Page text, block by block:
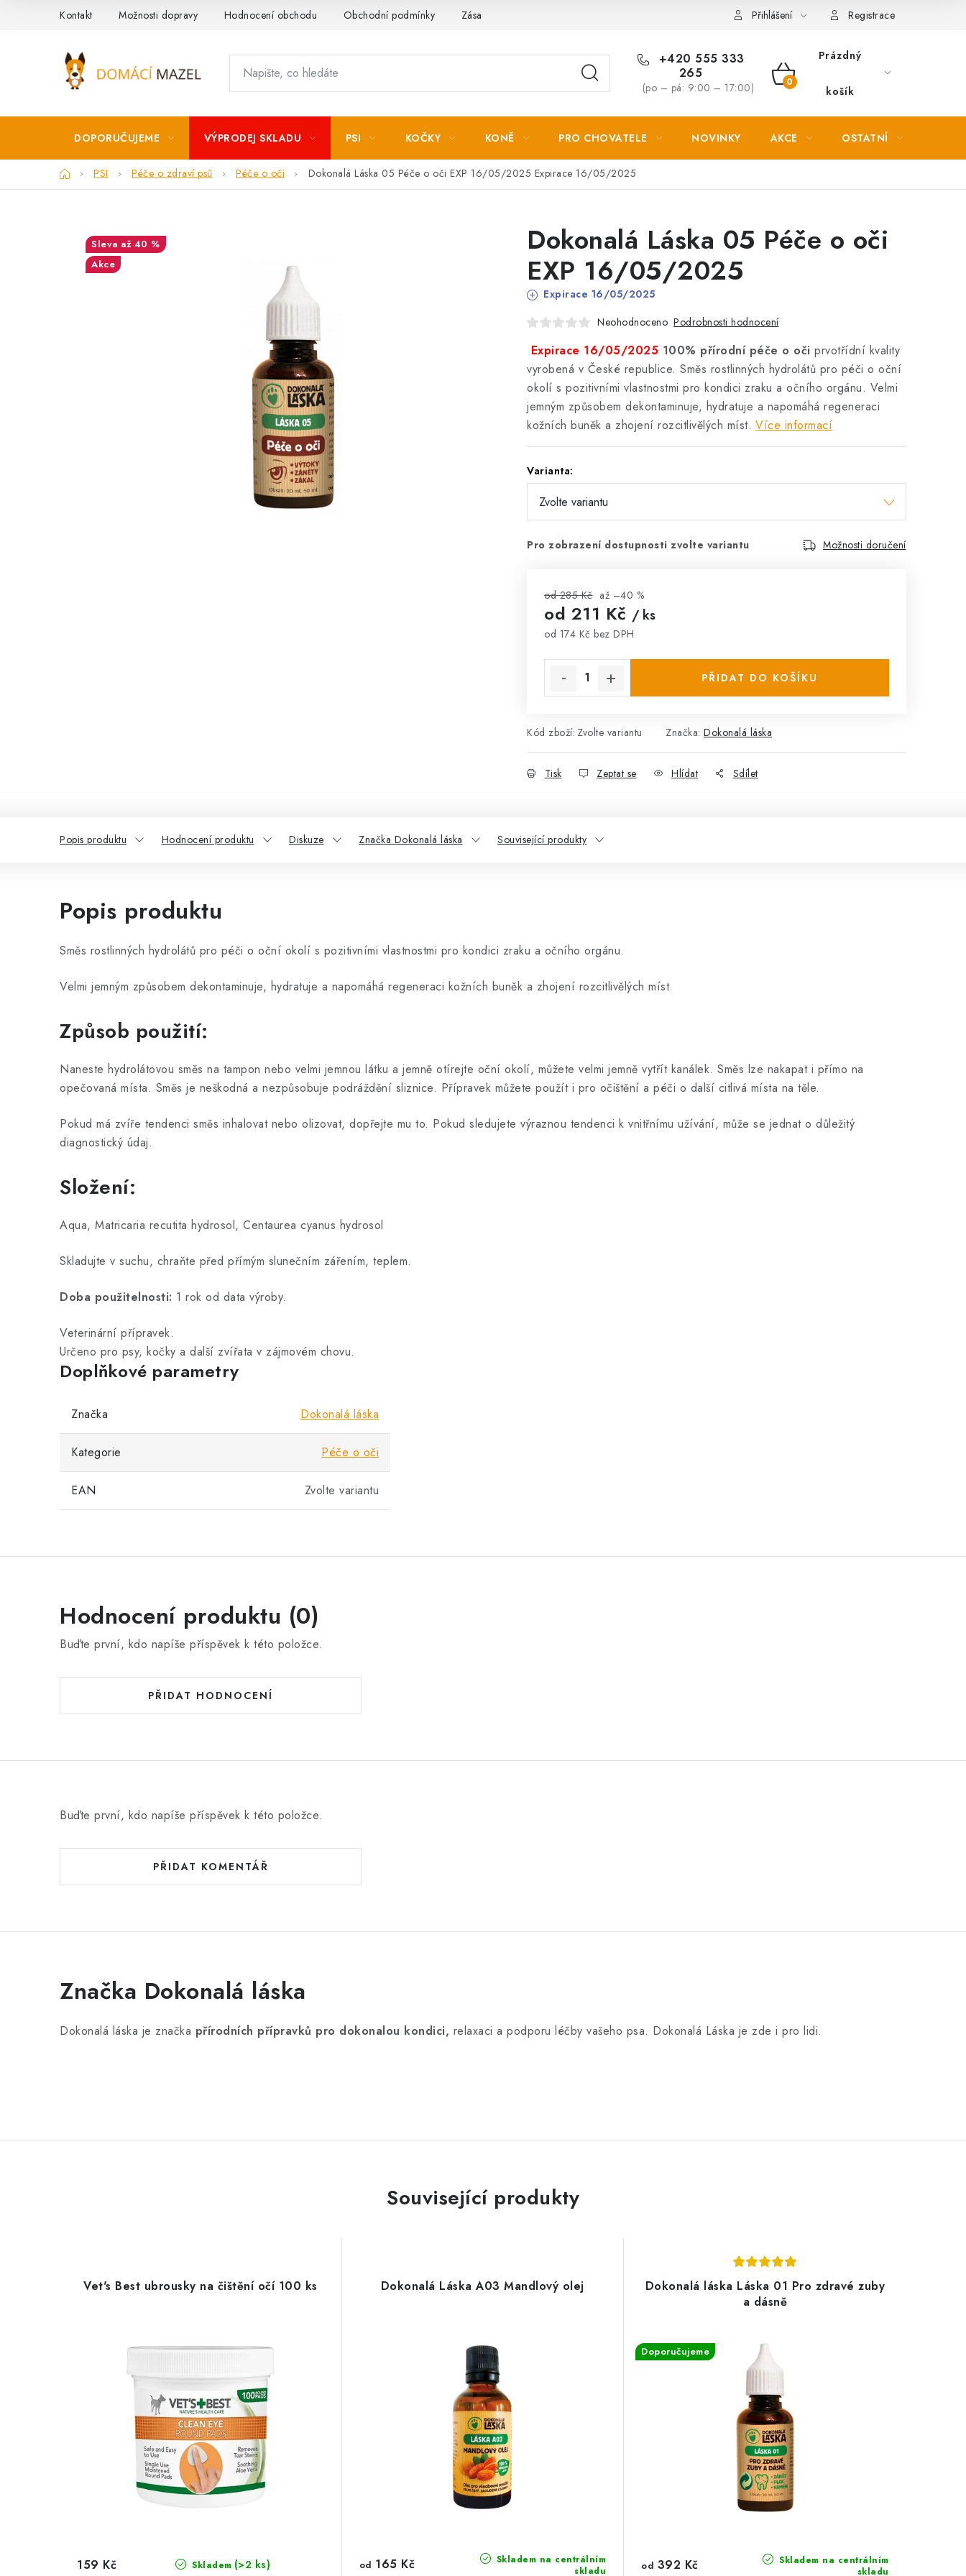
Kontakt Možnosti dopravy Hodnocení obchodu Obchodní podmínky Zásady zpracování osobních údajů Přihlášení Registrace
+420 555 333
265
(po – pá: 9:00 – 17:00)
NÁKUPNÍ
Prázdný
košík
DOPORUČUJEME VÝPRODEJ SKLADU PSI KOČKY KONĚ PRO CHOVATELE NOVINKY AKCE OSTATNÍ
DomůPSI Péče o zdraví psů Péče o oči Dokonalá Láska 05 Péče o oči EXP 16/05/2025 Expirace 16/05/2025
Dokonalá Láska 05 Péče o oči
EXP 16/05/2025
Expirace 16/05/2025
Neohodnoceno Podrobnosti hodnocení
Expirace 16/05/2025 100% přírodní péče o oči prvotřídní kvality
vyrobená v České republice. Směs rostlinných hydrolátů pro péči o oční
okolí s pozitivními vlastnostmi pro kondici zraku a očního orgánu. Velmi
jemným způsobem dekontaminuje, hydratuje a napomáhá regeneraci
kožních buněk a zhojení rozcitlivělých míst. Více informací
Varianta:
Pro zobrazení dostupnosti zvolte variantu Možnosti doručení
od 285 Kč až –40 %
od 211 Kč / ks
od 174 Kč bez DPH
PŘIDAT DO KOŠÍKU
Kód zboží: Zvolte variantu Značka: Dokonalá láska
Tisk Zeptat se Hlídat Sdílet
až 40 %
Akce
Popis produktu Hodnocení produktu Diskuze Značka Dokonalá láska Související produkty
Popis produktu
Směs rostlinných hydrolátů pro péči o oční okolí s pozitivními vlastnostmi pro kondici zraku a očního orgánu.
Velmi jemným způsobem dekontaminuje, hydratuje a napomáhá regeneraci kožních buněk a zhojení rozcitlivělých míst.
Způsob použití:
Naneste hydrolátovou směs na tampon nebo velmi jemnou látku a jemně otírejte oční okolí, můžete velmi jemně vytřít kanálek. Směs lze nakapat i přímo na
opečovaná místa. Směs je neškodná a nezpůsobuje podráždění sliznice. Přípravek můžete použít i pro očištění a péči o další citlivá místa na těle.
Pokud má zvíře tendenci směs inhalovat nebo olizovat, dopřejte mu to. Pokud sledujete výraznou tendenci k vnitřnímu užívání, může se jednat o důležitý
diagnostický údaj.
Složení:
Aqua, Matricaria recutita hydrosol, Centaurea cyanus hydrosol
Skladujte v suchu, chraňte před přímým slunečním zářením, teplem.
Doba použitelnosti: 1 rok od data výroby.
Veterinární přípravek.
Určeno pro psy, kočky a další zvířata v zájmovém chovu.
Doplňkové parametry
Značka Dokonalá láska
Kategorie Péče o oči
EAN Zvolte variantu
Hodnocení produktu (0)
Buďte první, kdo napíše příspěvek k této položce.
PŘIDAT HODNOCENÍ
Buďte první, kdo napíše příspěvek k této položce.
PŘIDAT KOMENTÁŘ
Značka Dokonalá láska
Dokonalá láska je značka přírodních přípravků pro dokonalou kondici, relaxaci a podporu léčby vašeho psa. Dokonalá Láska je zde i pro lidi.
Související produkty
Vet's Best ubrousky na čištění očí 100 ks
Skladem (>2 ks)
159 Kč
Dokonalá Láska A03 Mandlový olej
Skladem na centrálním
skladu
od 165 Kč
Dokonalá láska Láska 01 Pro zdravé zuby
a dásně
Doporučujeme
Skladem na centrálním
skladu
od 392 Kč